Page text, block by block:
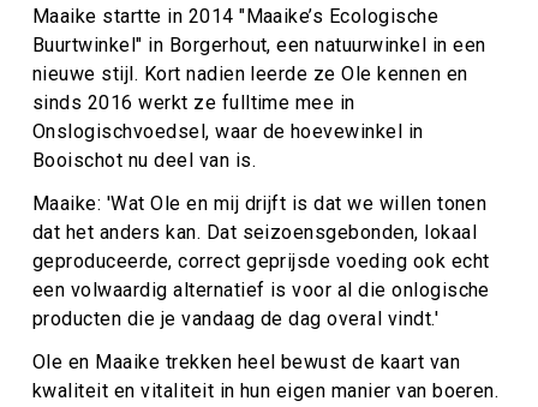
Maaike startte in 2014 "Maaike’s Ecologische
Buurtwinkel" in Borgerhout, een natuurwinkel in een
nieuwe stijl. Kort nadien leerde ze Ole kennen en
sinds 2016 werkt ze fulltime mee in
Onslogischvoedsel, waar de hoevewinkel in
Booischot nu deel van is.
Maaike: 'Wat Ole en mij drijft is dat we willen tonen
dat het anders kan. Dat seizoensgebonden, lokaal
geproduceerde, correct geprijsde voeding ook echt
een volwaardig alternatief is voor al die onlogische
producten die je vandaag de dag overal vindt.'
Ole en Maaike trekken heel bewust de kaart van
kwaliteit en vitaliteit in hun eigen manier van boeren.